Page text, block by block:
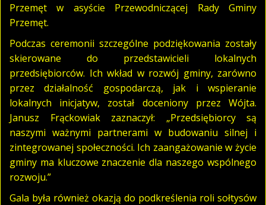
Przemęt w asyście Przewodniczącej Rady Gminy
Przemęt.
Podczas ceremonii szczególne podziękowania zostały
skierowane do przedstawicieli lokalnych
przedsiębiorców. Ich wkład w rozwój gminy, zarówno
przez działalność gospodarczą, jak i wspieranie
lokalnych inicjatyw, został doceniony przez Wójta.
Janusz Frąckowiak zaznaczył: „Przedsiębiorcy są
naszymi ważnymi partnerami w budowaniu silnej i
zintegrowanej społeczności. Ich zaangażowanie w życie
gminy ma kluczowe znaczenie dla naszego wspólnego
rozwoju.”
Gala była również okazją do podkreślenia roli sołtysów